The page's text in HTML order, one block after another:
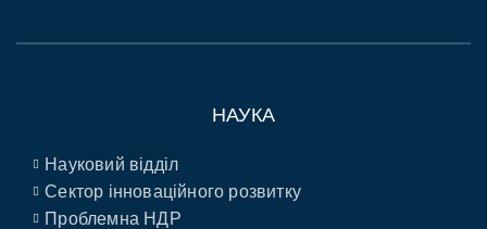
НАУКА
Науковий відділ
Сектор інноваційного розвитку
Проблемна НДР